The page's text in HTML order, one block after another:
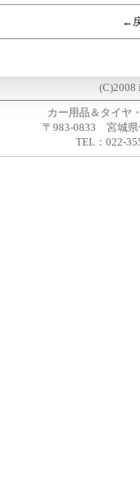
←
(C)2008
カー用品＆タイヤ
〒983-0833 宮城県
TEL：022-